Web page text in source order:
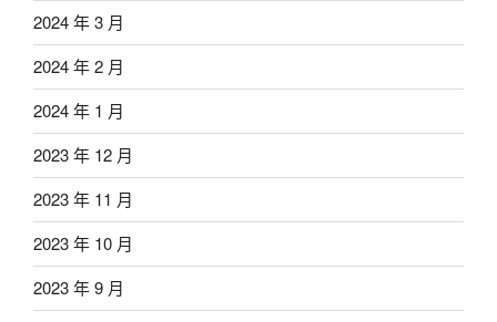
2024 年 3 月
2024 年 2 月
2024 年 1 月
2023 年 12 月
2023 年 11 月
2023 年 10 月
2023 年 9 月